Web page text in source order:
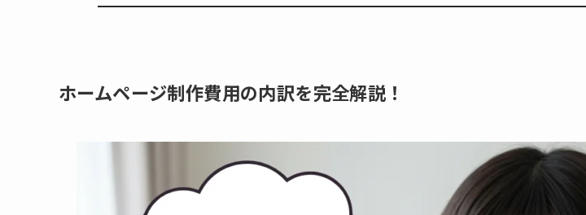
ホームページ制作費用の内訳を完全解説！